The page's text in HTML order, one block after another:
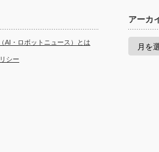
AI・ロボットニュース）とは
シー
アーカ
ア